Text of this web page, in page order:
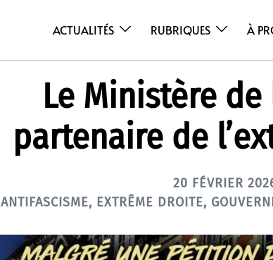
ACTUALITÉS RUBRIQUES À
Le Ministère de
partenaire de
20 FÉVRIER
ANTIFASCISME, EXTRÊME DROITE,